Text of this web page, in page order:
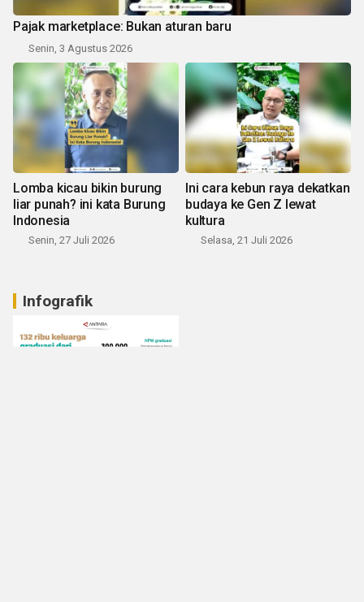
Pajak marketplace: Bukan aturan baru
Senin, 3 Agustus 2026
Lomba kicau bikin burung
liar punah? ini kata Burung
Indonesia
Senin, 27 Juli 2026
Ini cara kebun raya dekatkan
budaya ke Gen Z lewat
kultura
Selasa, 21 Juli 2026
Infografik